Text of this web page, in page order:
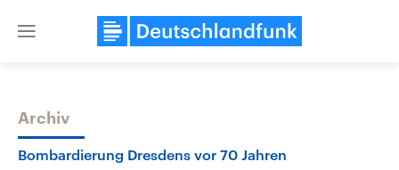
Close
Themen
Archiv
Bombardierung Dresdens vor 70 Jahren